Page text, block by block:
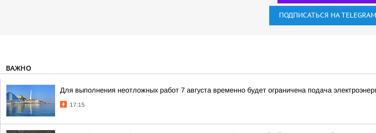
ПОДПИСАТЬСЯ НА TELEGRAM
ВАЖНО
Для выполнения неотложных работ 7 августа временно будет ограничена подача
17:15